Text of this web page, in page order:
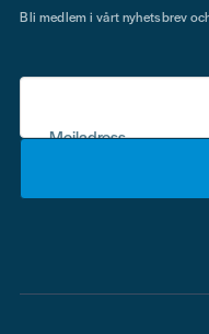
Mejladress
Bli medlem i vårt nyhetsbrev